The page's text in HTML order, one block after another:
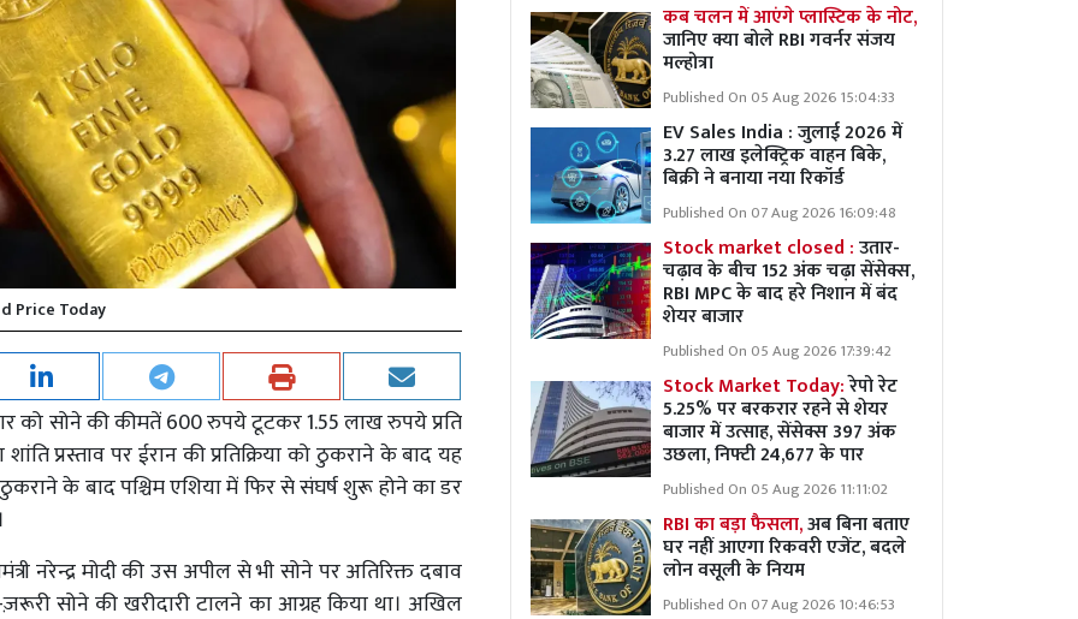
Price Today
को सोने की कीमतें 600 रुपये टूटकर 1.55 लाख रुपये प्रति
शांति प्रस्ताव पर ईरान की प्रतिक्रिया को ठुकराने के बाद यह
ठुकराने के बाद पश्चिम एशिया में फिर से संघर्ष शुरू होने का डर
नरेन्द्र मोदी की उस अपील से भी सोने पर अतिरिक्त दबाव
सोने की खरीदारी टालने का आग्रह किया था। अखिल
कब चलन में आएंगे प्लास्टिक के नोट,
जानिए क्या बोले RBI गवर्नर संजय
मल्होत्रा
Published On 05 Aug 2026 15:04:33
EV Sales India : जुलाई 2026 में
3.27 लाख इलेक्ट्रिक वाहन बिके,
बिक्री ने बनाया नया रिकॉर्ड
Published On 07 Aug 2026 16:09:48
Stock market closed :उतार-
चढ़ाव के बीच 152 अंक चढ़ा सेंसेक्स,
RBI MPC के बाद हरे निशान में बंद
शेयर बाजार
Published On 05 Aug 2026 17:39:42
Stock Market Today:रेपो रेट
5.25% पर बरकरार रहने से शेयर
बाजार में उत्साह, सेंसेक्स 397 अंक
उछला, निफ्टी 24,677 के पार
Published On 05 Aug 2026 11:11:02
RBI का बड़ा फैसला,अब बिना बताए
घर नहीं आएगा रिकवरी एजेंट, बदले
लोन वसूली के नियम
Published On 07 Aug 2026 10:46:53